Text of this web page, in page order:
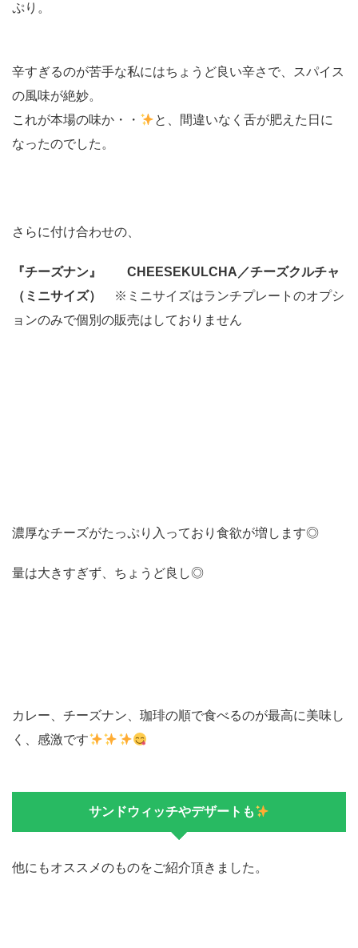
ぷり。
辛すぎるのが苦手な私にはちょうど良い辛さで、スパイス
の風味が絶妙。
これが本場の味か・・
と、間違いなく舌が肥えた日に
なったのでした。
さらに付け合わせの、
『チーズナン』 CHEESEKULCHA／チーズクルチャ
（ミニサイズ）
※ミニサイズはランチプレートのオプシ
ョンのみで個別の販売はしておりません
濃厚なチーズがたっぷり入っており食欲が増します◎
量は大きすぎず、ちょうど良し◎
カレー、チーズナン、珈琲の順で食べるのが最高に美味し
く、感激です
サンドウィッチやデザートも
他にもオススメのものをご紹介頂きました。